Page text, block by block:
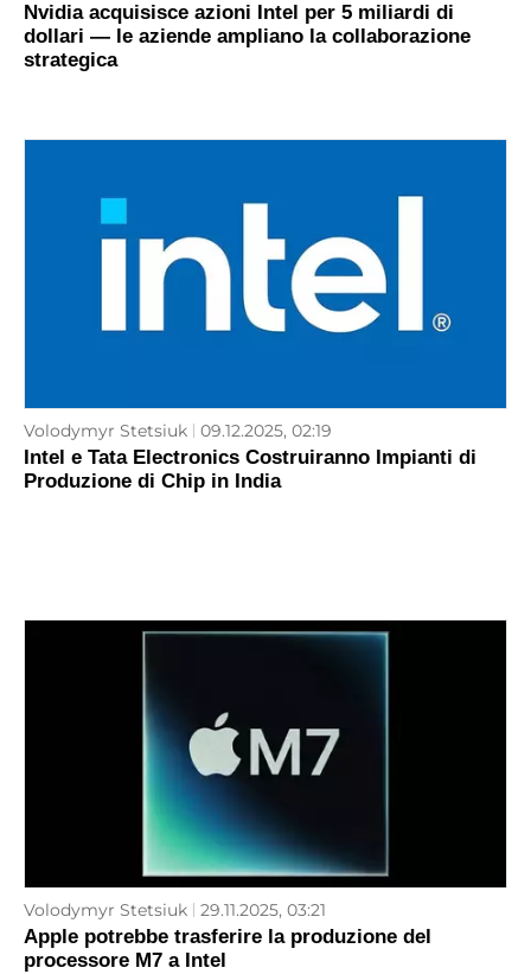
Nvidia acquisisce azioni Intel per 5 miliardi di
dollari — le aziende ampliano la collaborazione
strategica
Volodymyr Stetsiuk 09.12.2025, 02:19
Intel e Tata Electronics Costruiranno Impianti di
Produzione di Chip in India
Volodymyr Stetsiuk 29.11.2025, 03:21
Apple potrebbe trasferire la produzione del
processore M7 a Intel